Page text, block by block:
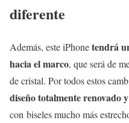
diferente
Además, este iPhonetendrá
hacia el marco, que será de
de cristal. Por todos estos
diseño totalmente renovado
con biseles mucho más